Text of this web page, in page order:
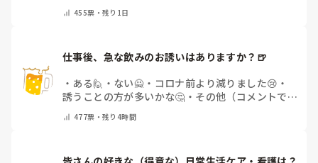
455票・残り1日
仕事後、急な飲みのお誘いはありますか？🍺
・ ある🙋 ・ ない🙅 ・ コロナ前より減りました😢 ・
誘うことの方が多いかな🤔 ・ その他（コメントで教
477票・残り4時間